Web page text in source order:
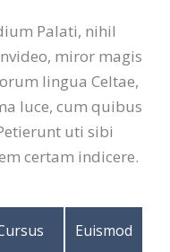
Palati, nihil
miror magis
lingua Celtae,
luce, cum quibus
uti sibi
certam indicere.
Euismod